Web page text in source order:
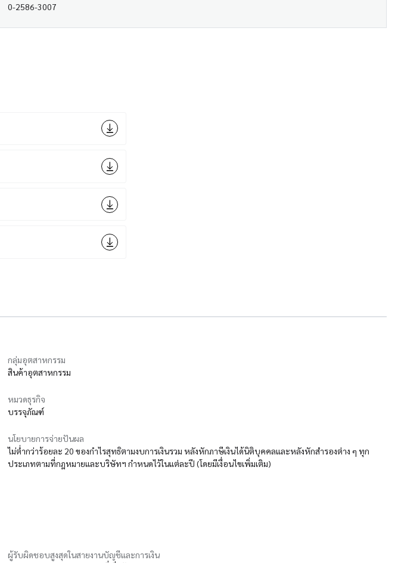
0-2586-3007
กลุ่มอุตสาหกรรม
สินค้าอุตสาหกรรม
หมวดธุรกิจ
บรรจุภัณฑ์
นโยบายการจ่ายปันผล
ไม่ต่ำกว่าร้อยละ 20 ของกำไรสุทธิตามงบการเงินรวม หลังหักภาษีเงินได้นิติบุคคลและหลังหักสำรองต่าง ๆ ทุก
ประเภทตามที่กฎหมายและบริษัทฯ กำหนดไว้ในแต่ละปี (โดยมีเงื่อนไขเพิ่มเติม)
ผู้รับผิดชอบสูงสุดในสายงานบัญชีและการเงิน